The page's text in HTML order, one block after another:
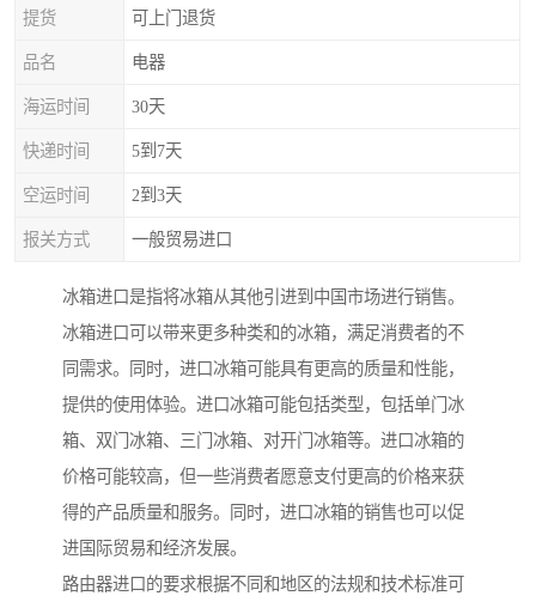
提货 可上门退货
品名 电器
海运时间 30天
快递时间 5到7天
空运时间 2到3天
报关方式 一般贸易进口
冰箱进口是指将冰箱从其他引进到中国市场进行销售。
冰箱进口可以带来更多种类和的冰箱，满足消费者的不
同需求。同时，进口冰箱可能具有更高的质量和性能，
提供的使用体验。进口冰箱可能包括类型，包括单门冰
箱、双门冰箱、三门冰箱、对开门冰箱等。进口冰箱的
价格可能较高，但一些消费者愿意支付更高的价格来获
得的产品质量和服务。同时，进口冰箱的销售也可以促
进国际贸易和经济发展。
路由器进口的要求根据不同和地区的法规和技术标准可